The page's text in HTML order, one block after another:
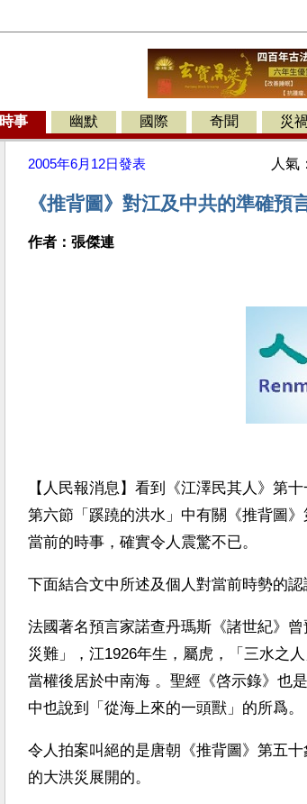
時事 幽默 國際 奇聞 災禍
2005年6月12日發表 人氣：
《推背圖》對江及中共的準確預
作者：張傑連
【人民報消息】看到《江澤民其人》第
第六節「蹊蹺的洪水」中有關《推背圖
當前的時事，確實令人震驚不已。
下面結合文中所述及個人對當前時勢的認
法國著名預言家諾查丹瑪斯《諸世紀》
災難」，江1926年生，屬虎，「三水之
當權後居於中南海 。聖經《啓示錄》也
中也說到「從海上來的一頭獸」的所爲。
令人拍案叫絕的是唐朝《推背圖》第五
的大洪災展開的。